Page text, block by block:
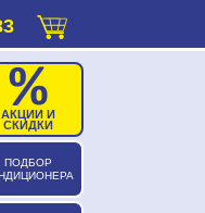
ПОДБОР
АКЦИИ И
СКИДКИ